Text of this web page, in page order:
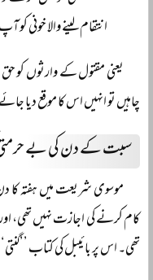
انتقام لینے والا خونی
یعنی مقتول کے وارثوں کو
چاہیں تو انہیں اس کا موقع دیا
سبت کے دن کی بے
موسوی شریعت میں ہفتہ کا
کام کرنے کی اجازت نہیں تھی،
تھی۔ اس پر بائیبل کی کتاب ’’گنتی‘‘ باب نمبر ۱۵ میں